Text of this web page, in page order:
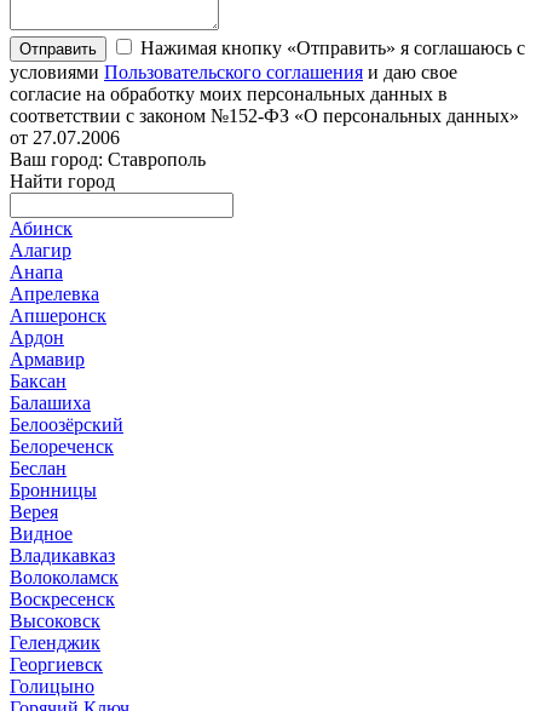
Отправить
Нажимая кнопку «Отправить» я соглашаюсь с
условиями Пользовательского соглашения и даю свое
согласие на обработку моих персональных данных в
соответствии с законом №152-ФЗ «О персональных данных»
от 27.07.2006
Ваш город: Ставрополь
Найти город
Абинск
Алагир
Анапа
Апрелевка
Апшеронск
Ардон
Армавир
Баксан
Балашиха
Белоозёрский
Белореченск
Беслан
Бронницы
Верея
Видное
Владикавказ
Волоколамск
Воскресенск
Высоковск
Геленджик
Георгиевск
Голицыно